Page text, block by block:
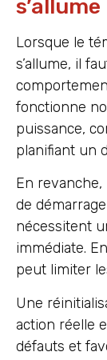
s’allume
Lorsque le
s’allume, il
fonctionne
puissance,
planifiant un
En
de
nécessitent
immédiate.
peut limiter
Une
action réelle
défauts et